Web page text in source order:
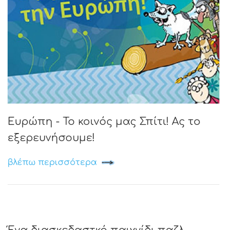
Ευρώπη - Το κοινός μας Σπίτι! Ας το
εξερευνήσουμε!
βλέπω περισσότερα